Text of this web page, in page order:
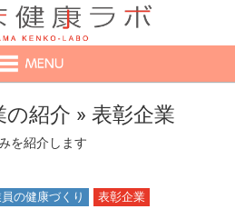
紹介 » 表彰企業
を紹介します
の健康づくり 表彰企業